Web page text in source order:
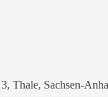
Thale, Sachsen-